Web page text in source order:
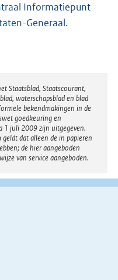
Informatiepunt
Generaal.
Staatsblad, Staatscourant,
waterschapsblad en blad
bekendmakingen in de
goedkeuring en
1 juli 2009 zijn uitgegeven.
dat alleen de in papieren
de hier aangeboden
van service aangeboden.